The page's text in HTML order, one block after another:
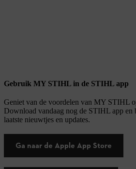
Gebruik MY STIHL in de STIHL app
Geniet van de voordelen van MY STIHL
Download vandaag nog de STIHL app en
laatste nieuwtjes en updates.
Ga naar de Apple App Store